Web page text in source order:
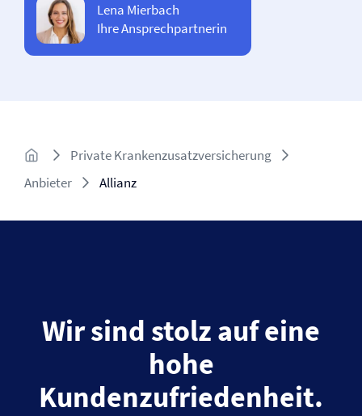
Lena Mierbach
Ihre Ansprechpartnerin
Private Krankenzusatz­versicherung
Anbieter
Allianz
Wir sind stolz auf eine
hohe
Kundenzufriedenheit.